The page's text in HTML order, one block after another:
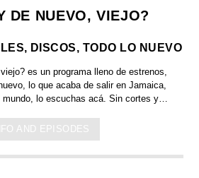
DE NUEVO, VIEJO?
DISCOS, TODO LO NUEVO
es un programa lleno de estrenos,
lo que acaba de salir enJamaica,
lo escuchas acá. Sin cortes y
AND EPISODES